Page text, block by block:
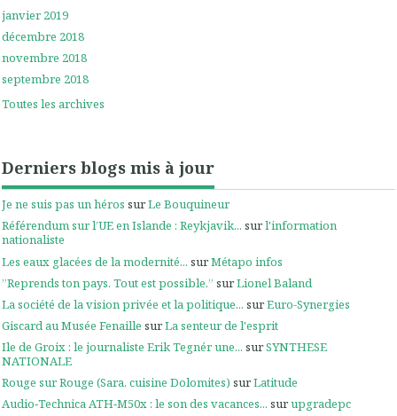
janvier 2019
décembre 2018
novembre 2018
septembre 2018
Toutes les archives
Derniers blogs mis à jour
Je ne suis pas un héros surLe Bouquineur
Référendum sur l’UE en Islande : Reykjavik... surl'information
nationaliste
Les eaux glacées de la modernité... surMétapo infos
”Reprends ton pays. Tout est possible.” surLionel Baland
La société de la vision privée et la politique... surEuro-Synergies
Giscard au Musée Fenaille surLa senteur de l'esprit
Ile de Groix : le journaliste Erik Tegnér une... surSYNTHESE
NATIONALE
Rouge sur Rouge (Sara, cuisine Dolomites) surLatitude
Audio‑Technica ATH‑M50x : le son des vacances... surupgradepc